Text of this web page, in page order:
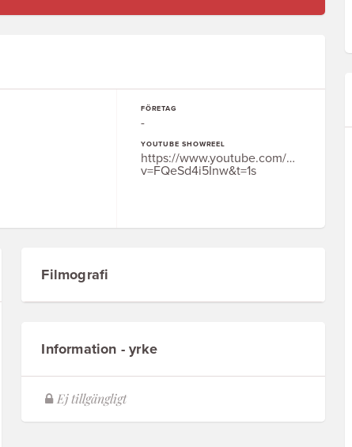
FÖRETAG
-
YOUTUBE SHOWREEL
https://www.youtube.com/watch?
v=FQeSd4i5Inw&t=1s
Filmografi
Information - yrke